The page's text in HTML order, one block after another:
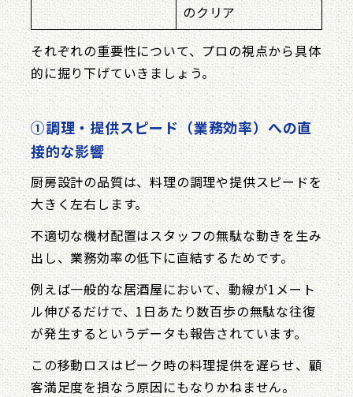
のクリア
それぞれの重要性について、プロの視点から具体
的に掘り下げていきましょう。
①調理・提供スピード（業務効率）への直
接的な影響
厨房設計の品質は、料理の調理や提供スピードを
大きく左右します。
不適切な機材配置はスタッフの無駄な動きを生み
出し、業務効率の低下に直結するためです。
例えば一般的な居酒屋において、動線が1メート
ル伸びるだけで、1日あたり数百歩の無駄な往復
が発生するというデータも報告されています。
この移動ロスはピーク時の料理提供を遅らせ、顧
客満足度を損なう原因にもなりかねません。